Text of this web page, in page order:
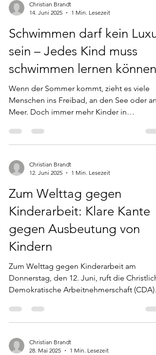
Christian Brandt
14. Juni 2025
1 Min. Lesezeit
Schwimmen darf kein Luxus
sein – Jedes Kind muss
schwimmen lernen können
Wenn der Sommer kommt, zieht es viele
Menschen ins Freibad, an den See oder ans
Meer. Doch immer mehr Kinder in
Christian Brandt
12. Juni 2025
1 Min. Lesezeit
Zum Welttag gegen
Kinderarbeit: Klare Kante
gegen Ausbeutung von
Kindern
Zum Welttag gegen Kinderarbeit am
Donnerstag, den 12. Juni, ruft die Christlich-
Demokratische Arbeitnehmerschaft (CDA)
Christian Brandt
28. Mai 2025
1 Min. Lesezeit